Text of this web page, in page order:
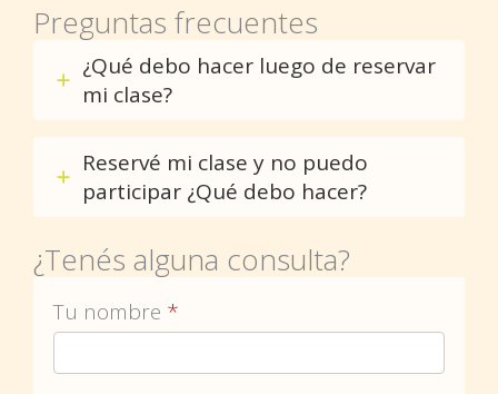
Preguntas frecuentes
¿Qué debo hacer luego de reservar
mi clase?
Reservé mi clase y no puedo
participar ¿Qué debo hacer?
¿Tenés alguna consulta?
Tu nombre *